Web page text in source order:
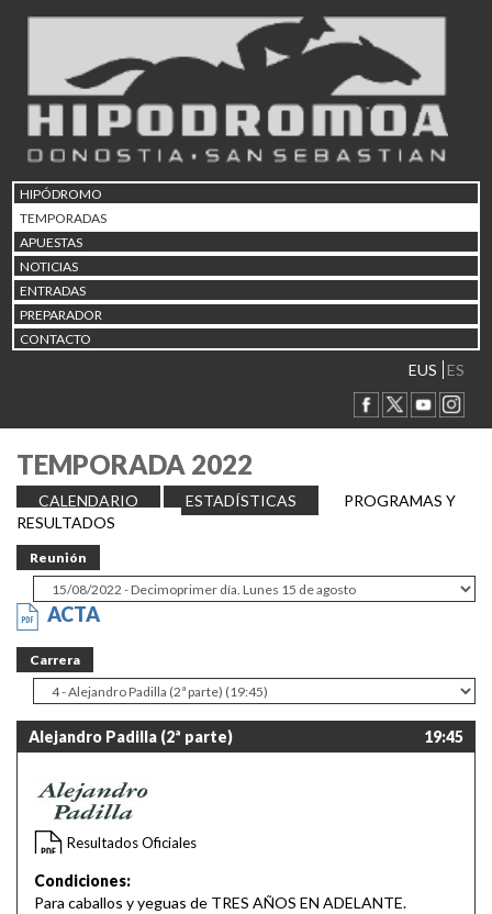
HIPÓDROMO
TEMPORADAS
APUESTAS
NOTICIAS
ENTRADAS
PREPARADOR
CONTACTO
EUS ES
TEMPORADA 2022
CALENDARIO ESTADÍSTICAS
PROGRAMAS Y
RESULTADOS
Reunión
ACTA
Carrera
Alejandro Padilla (2ª parte) 19:45
Resultados Oficiales
Condiciones:
Para caballos y yeguas de TRES AÑOS EN ADELANTE.